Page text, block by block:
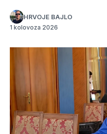
HRVOJE BAJLO
1 kolovoza 2026